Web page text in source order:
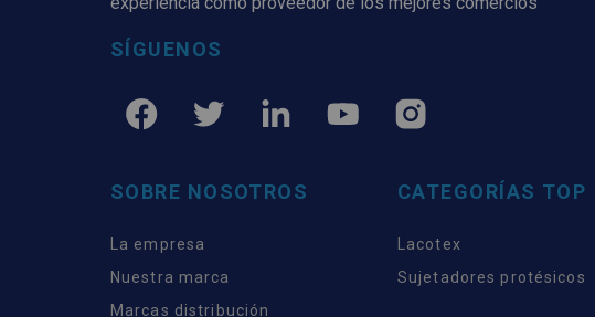
SÍGUENOS
SOBRE NOSOTROS
La empresa
Nuestra marca
Marcas distribución
CATEGORÍAS TOP
Lacotex
Sujetadores protésicos